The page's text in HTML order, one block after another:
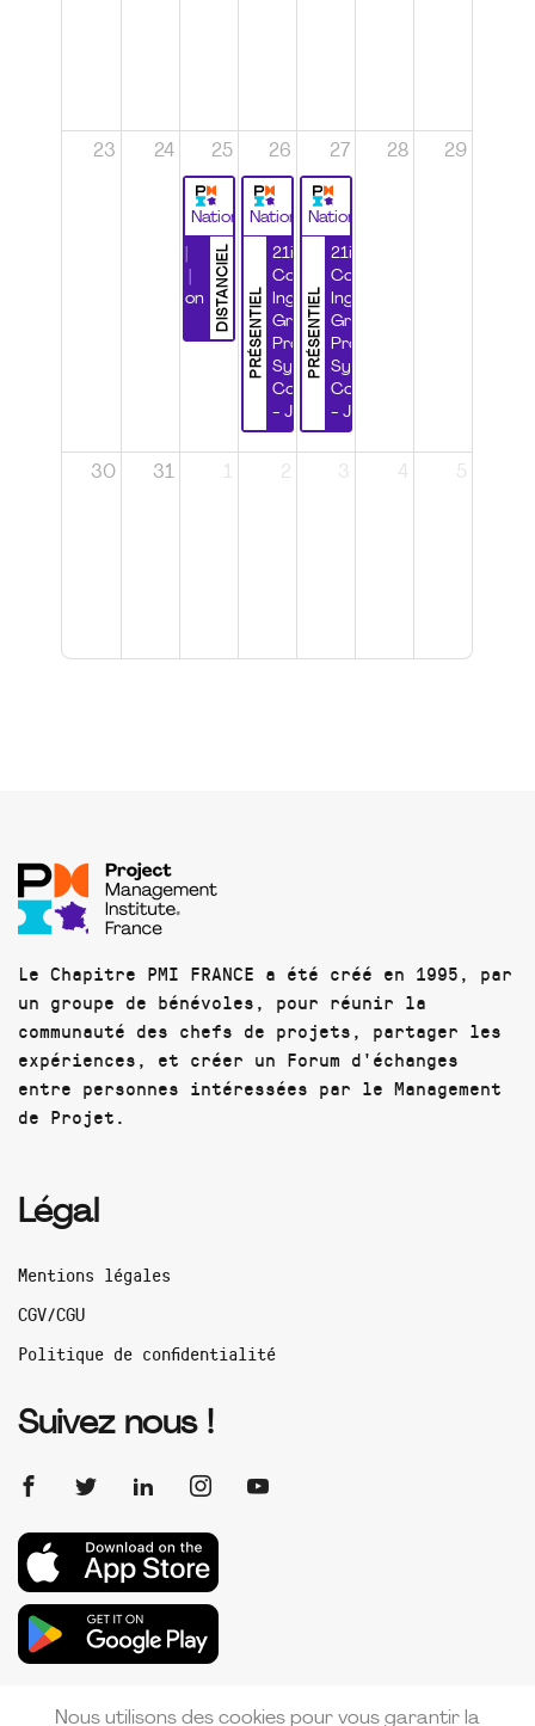
23 24 25
National
DISTANCIEL
Certification
26
National
PRÉSENTIEL
21ième
Congrès
Ingénierie
Grands
Projets et
Systèmes
Complexes
- Jour 1
27
National
PRÉSENTIEL
21ième
Congrès
Ingénierie
Grands
Projets et
Systèmes
Complexes
- Jour 2
28 29
30 31 1 2 3 4 5
Le Chapitre PMI FRANCE a été créé en 1995, par
un groupe de bénévoles, pour réunir la
communauté des chefs de projets, partager les
expériences, et créer un Forum d'échanges
entre personnes intéressées par le Management
de Projet.
Légal
Mentions légales
CGV/CGU
Politique de confidentialité
Suivez nous !
Nous utilisons des cookies pour vous garantir la